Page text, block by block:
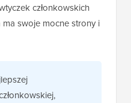
członkowskich
swoje mocne strony i